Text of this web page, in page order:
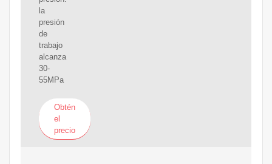
la
presión
de
trabajo
alcanza
30-
55MPa
Obtén
el
precio